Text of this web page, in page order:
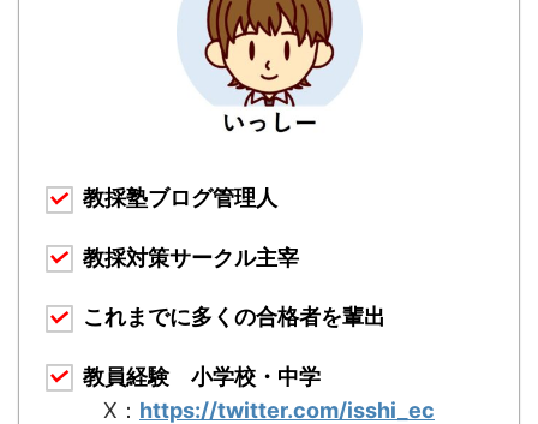
教採塾ブログ管理人
教採対策サークル主宰
これまでに多くの合格者を輩出
教員経験 小学校・中学
X： https://twitter.com/isshi_ec